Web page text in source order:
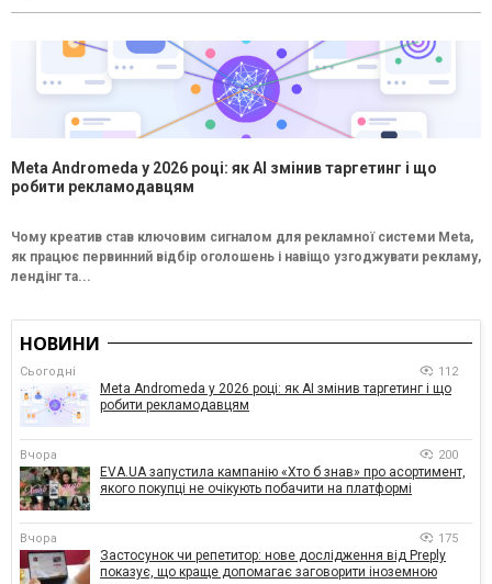
Meta Andromeda у 2026 році: як AI змінив таргетинг і що
робити рекламодавцям
Чому креатив став ключовим сигналом для рекламної системи Meta,
як працює первинний відбір оголошень і навіщо узгоджувати рекламу,
лендінг та...
НОВИНИ
Сьогодні 112
Meta Andromeda у 2026 році: як AI змінив таргетинг і що
робити рекламодавцям
Вчора 200
EVA.UA запустила кампанію «Хто б знав» про асортимент,
якого покупці не очікують побачити на платформі
Вчора 175
Застосунок чи репетитор: нове дослідження від Preply
показує, що краще допомагає заговорити іноземною